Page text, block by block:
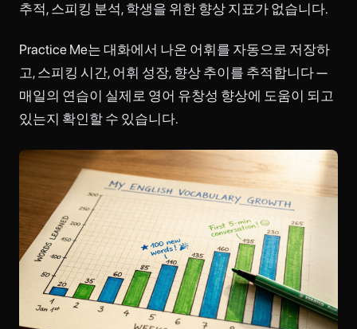
추적, 스피킹 분석, 학생을 위한 향상 지표가 없습니다.
Practice Me는 대화에서 나온 어휘를 자동으로 저장하
고, 스피킹 시간, 어휘 성장, 향상 추이를 추적합니다 —
매일의 연습이 실제로 영어 유창성 향상에 도움이 되고
있는지 확인할 수 있습니다.